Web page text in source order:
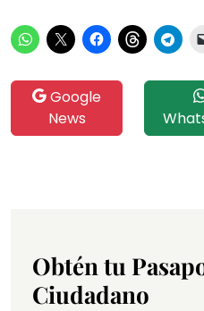
Google
News
Obtén tu
Ciudadano